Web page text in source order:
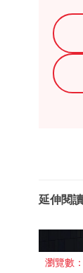
延伸閱讀
瀏覽數